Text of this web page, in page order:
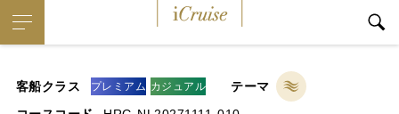
客船クラス プレミアム カジュアル
テーマ